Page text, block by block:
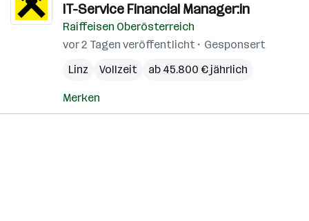
IT-Service Financial Manager:in
Raiffeisen Oberösterreich
vor 2 Tagen veröffentlicht
Gesponsert
Linz
Vollzeit ab 45.800 € jährlich
Merken